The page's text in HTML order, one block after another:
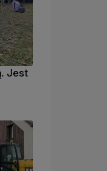
Jest